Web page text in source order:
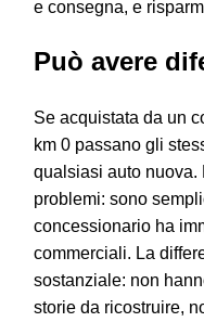
e consegna, e
Può avere
Se acquistata da un
km 0 passano gli
qualsiasi auto nuova.
problemi: sono
concessionario ha
commerciali. La
sostanziale: non
storie da ricostruire,